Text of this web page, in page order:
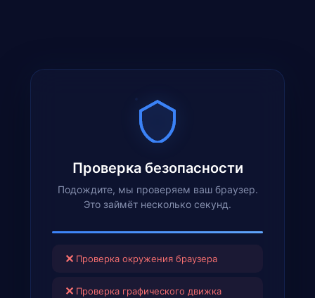
Проверка безопасности
Подождите, мы проверяем ваш браузер.
Это займёт несколько секунд.
✕ Проверка окружения браузера
✕ Проверка графического движка